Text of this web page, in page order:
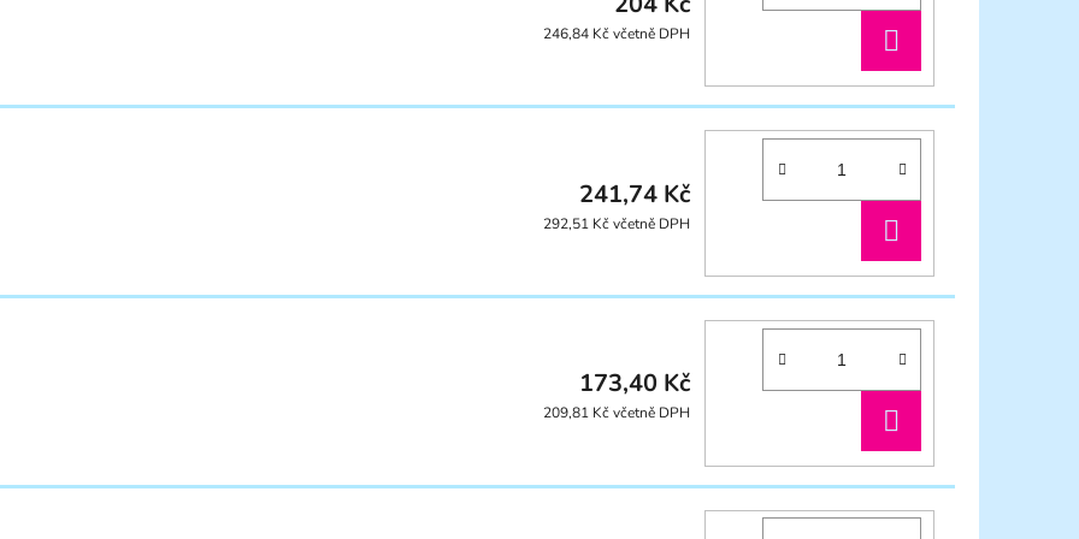
246,84 Kč včetně DPH
KOŠÍKU
241,74 Kč
292,51 Kč včetně DPH
KOŠÍKU
173,40 Kč
209,81 Kč včetně DPH
KOŠÍKU